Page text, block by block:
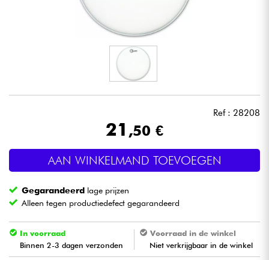
Hoofdtelefoon
Licht
Viool & Quatuor
Ref : 28208
21 ,50 €
AAN WINKELMAND TOEVOEGEN
Gegarandeerd lage prijzen
Alleen tegen productiedefect gegarandeerd
In voorraad
Binnen 2-3 dagen verzonden
Voorraad in de winkel
Niet verkrijgbaar in de winkel